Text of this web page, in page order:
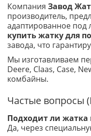
Компания Завод
производитель,
адаптированное
купить жатку для
завода, что
Мы изготавливаем
Deere, Claas, Case,
комбайны.
Частые вопросы
Подходит ли
Да, через